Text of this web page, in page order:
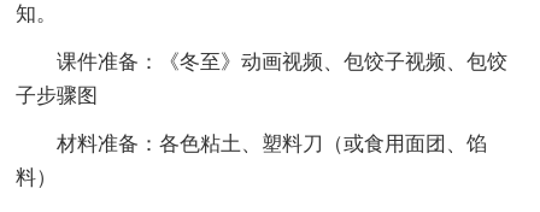
知。
课件准备：《冬至》动画视频、包饺子视频、包饺
子步骤图
材料准备：各色粘土、塑料刀（或食用面团、馅
料）